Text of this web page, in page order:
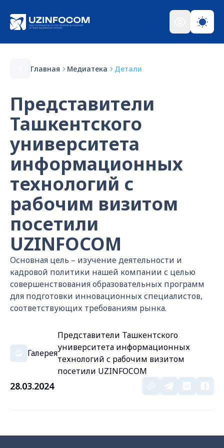
Главная Медиатека Детали
Представители
Ташкентского
университета
информационных
технологий с
рабочим визитом
посетили
UZINFOCOM
Основная цель – изучение деятельности и
кадровой политики нашей компании с целью
совершенствования образовательных программ
для подготовки инновационных специалистов,
соответствующих требованиям рынка.
Галерея
Представители Ташкентского
университета информационных
технологий с рабочим визитом
посетили UZINFOCOM
28.03.2024